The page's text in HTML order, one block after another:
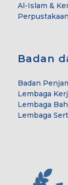
Al-Islam &
Perpustakaan
Badan
Badan
Lembaga
Lembaga
Lembaga